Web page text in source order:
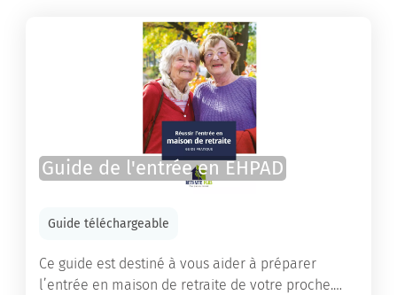
Guide de l'entrée en EHPAD
Guide téléchargeable
Ce guide est destiné à vous aider à préparer
l’entrée en maison de retraite de votre proche.